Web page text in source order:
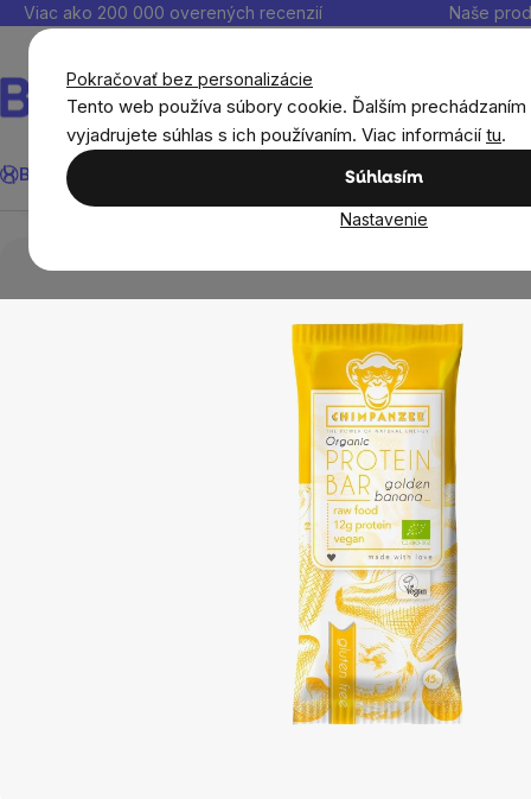
Pokračovať bez personalizácie
Tento web používa súbory cookie. Ďalším
vyjadrujete súhlas s ich používaním. Viac informácií tu.
Súhlasím
Nastavenie
PrejsťViac ako 200 000 overených recenzií Naše
Hľadať
BrainMax® Výživové doplnky
Sladké snacky a slané krekry
Chimpanzee BIO Protein Bar - Banana, 45 g
Súvisiaci tovar Hodnotenie